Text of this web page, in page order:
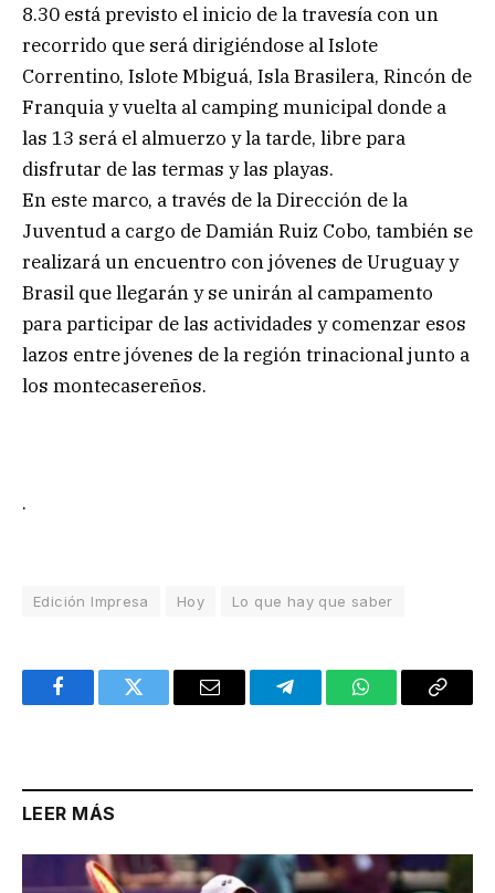
8.30 está previsto el inicio de la travesía con un
recorrido que será dirigiéndose al Islote
Correntino, Islote Mbiguá, Isla Brasilera, Rincón de
Franquia y vuelta al camping municipal donde a
las 13 será el almuerzo y la tarde, libre para
disfrutar de las termas y las playas.
En este marco, a través de la Dirección de la
Juventud a cargo de Damián Ruiz Cobo, también se
realizará un encuentro con jóvenes de Uruguay y
Brasil que llegarán y se unirán al campamento
para participar de las actividades y comenzar esos
lazos entre jóvenes de la región trinacional junto a
los montecasereños.
.
Edición Impresa Hoy Lo que hay que saber
FacebookTwitter Email TelegramWhatsAppCopy
LEER MÁS